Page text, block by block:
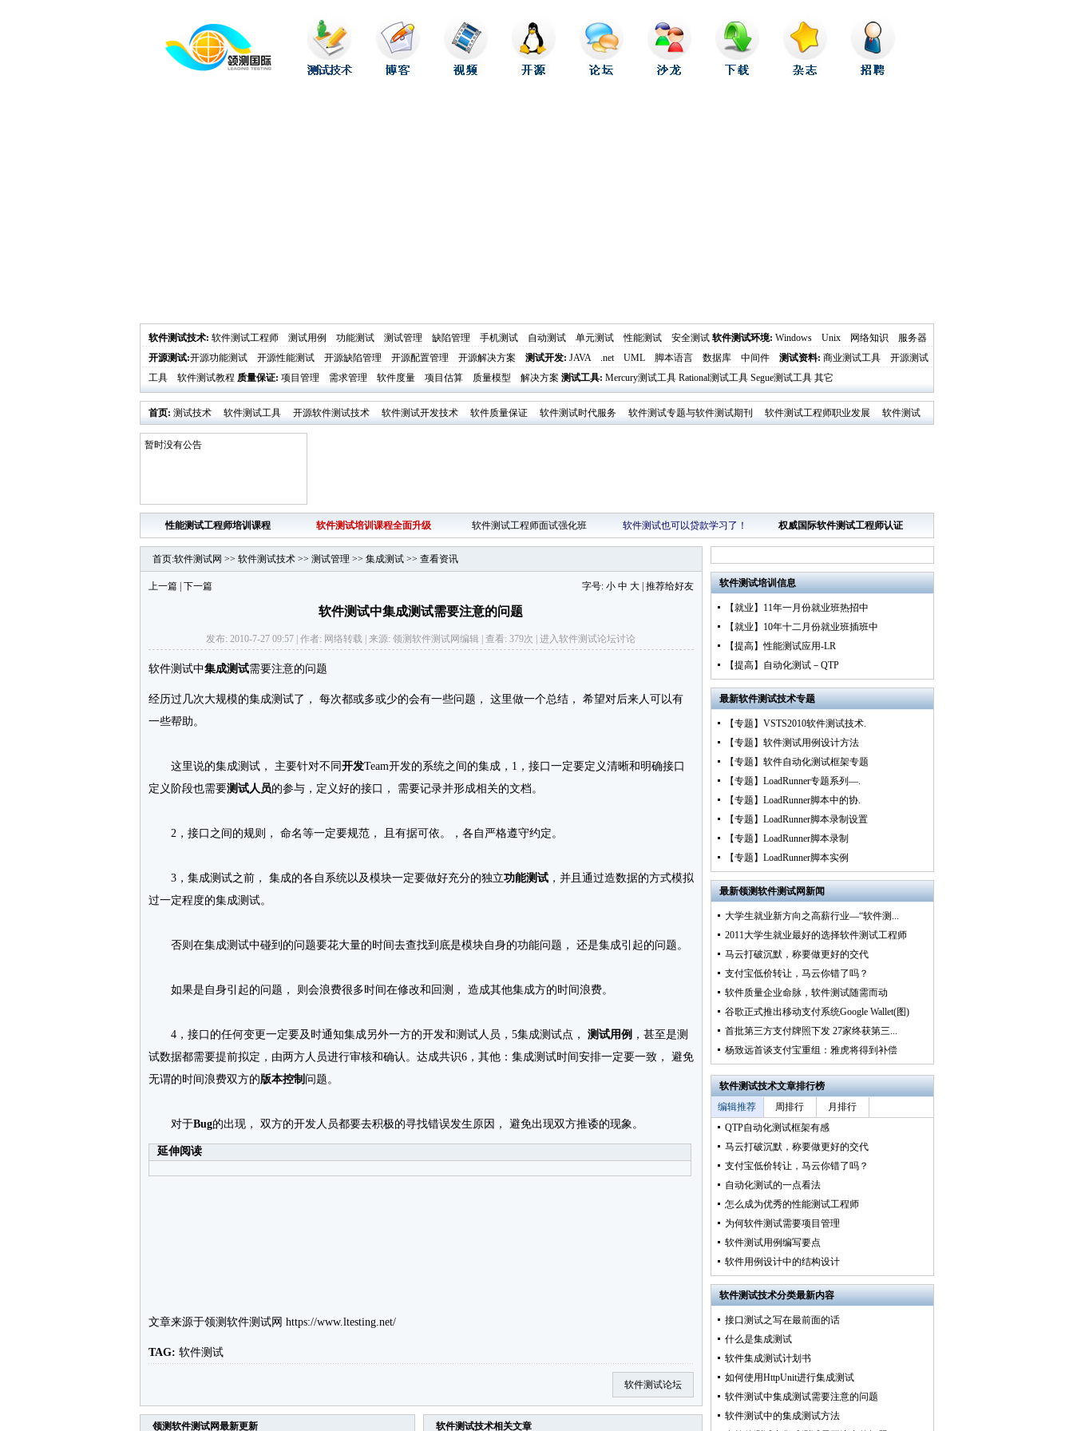
软件测试技术: 软件测试工程师 测试用例 功能测试 测试管理 缺陷管理 手机测试 自动测试 单元测试 性能测试 安全测试 软件测试环境: Windows Unix 网络知识
服务器
开源测试:开源功能测试 开源性能测试 开源缺陷管理 开源配置管理 开源解决方案 测试开发: JAVA .net UML 脚本语言 数据库 中间件 测试资料: 商业测试工具
开源测试
工具
软件测试教程 质量保证: 项目管理 需求管理 软件度量 项目估算 质量模型 解决方案 测试工具: Mercury测试工具 Rational测试工具 Segue测试工具 其它
首页: 测试技术 软件测试工具 开源软件测试技术 软件测试开发技术 软件质量保证 软件测试时代服务 软件测试专题与软件测试期刊 软件测试工程师职业发展
软件测试
业界新闻
软件测试时代活动发布
暂时没有公告
性能测试工程师培训课程 软件测试培训课程全面升级 软件测试工程师面试强化班 软件测试也可以贷款学习了！ 权威国际软件测试工程师认证
首页:软件测试网 >> 软件测试技术>> 测试管理 >> 集成测试>> 查看资讯
字号: 小 中 大| 推荐给好友
上一篇| 下一篇
软件测试中集成测试需要注意的问题
发布: 2010-7-27 09:57 | 作者: 网络转载 | 来源: 领测软件测试网编辑 | 查看: 379次 | 进入软件测试论坛讨论
软件测试中集成测试需要注意的问题
经历过几次大规模的集成测试了， 每次都或多或少的会有一些问题， 这里做一个总结， 希望对后来人可以有
一些帮助。
这里说的集成测试， 主要针对不同 开发Team开发的系统之间的集成，1，接口一定要定义清晰和明确接口
定义阶段也需要测试人员的参与，定义好的接口， 需要记录并形成相关的文档。
2，接口之间的规则， 命名等一定要规范， 且有据可依。，各自严格遵守约定。
3，集成测试之前， 集成的各自系统以及模块一定要做好充分的独立功能测试，并且通过造数据的方式模拟
过一定程度的集成测试。
否则在集成测试中碰到的问题要花大量的时间去查找到底是模块自身的功能问题， 还是集成引起的问题。
如果是自身引起的问题， 则会浪费很多时间在修改和回测， 造成其他集成方的时间浪费。
4，接口的任何变更一定要及时通知集成另外一方的开发和测试人员，5集成测试点， 测试用例 ，甚至是测
试数据都需要提前拟定，由两方人员进行审核和确认。达成共识6，其他：集成测试时间安排一定要一致， 避免
无谓的时间浪费双方的版本控制 问题。
对于Bug的出现， 双方的开发人员都要去积极的寻找错误发生原因， 避免出现双方推诿的现象。
延伸阅读
文章来源于领测软件测试网 https://www.ltesting.net/
TAG: 软件测试
软件测试论坛
领测软件测试网最新更新 软件测试技术相关文章
软件测试培训信息
【就业】11年一月份就业班热招中
【就业】10年十二月份就业班插班中
【提高】性能测试应用-LR
【提高】自动化测试－QTP
最新软件测试技术专题
【专题】VSTS2010软件测试技术.
【专题】软件测试用例设计方法
【专题】软件自动化测试框架专题
【专题】LoadRunner专题系列—.
【专题】LoadRunner脚本中的协.
【专题】LoadRunner脚本录制设置
【专题】LoadRunner脚本录制
【专题】LoadRunner脚本实例
最新领测软件测试网新闻
大学生就业新方向之高薪行业—“软件测...
2011大学生就业最好的选择软件测试工程师
马云打破沉默，称要做更好的交代
支付宝低价转让，马云你错了吗？
软件质量企业命脉，软件测试随需而动
谷歌正式推出移动支付系统Google Wallet(图)
首批第三方支付牌照下发 27家终获第三...
杨致远首谈支付宝重组：雅虎将得到补偿
软件测试技术文章排行榜
编辑推荐
周排行
月排行
QTP自动化测试框架有感
马云打破沉默，称要做更好的交代
支付宝低价转让，马云你错了吗？
自动化测试的一点看法
怎么成为优秀的性能测试工程师
为何软件测试需要项目管理
软件测试用例编写要点
软件用例设计中的结构设计
软件测试技术分类最新内容
接口测试之写在最前面的话
什么是集成测试
软件集成测试计划书
如何使用HttpUnit进行集成测试
软件测试中集成测试需要注意的问题
软件测试中的集成测试方法